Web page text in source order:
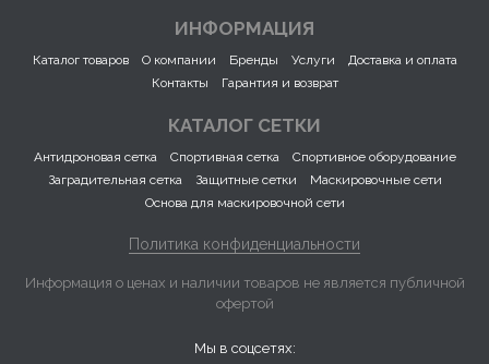
ИНФОРМАЦИЯ
Каталог товаров О компании Бренды Услуги
Доставка и оплата
Контакты
Гарантия и возврат
КАТАЛОГ СЕТКИ
Антидроновая сетка Спортивная сетка
Спортивное оборудование
Заградительная сетка
Защитные сетки
Маскировочные сети
Основа для маскировочной сети
Политика конфиденциальности
Информация о ценах и наличии товаров не является публичной
офертой
Мы в соцсетях: